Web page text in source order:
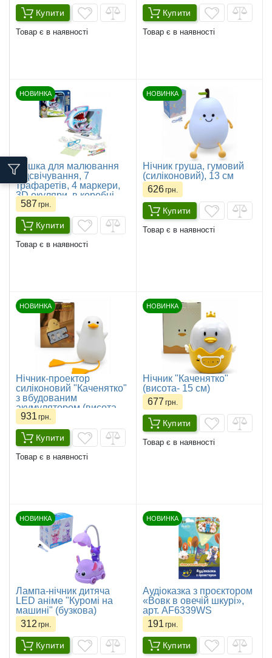
Купити
Товар є в наявності
Купити
Товар є в наявності
НОВИНКА
Дошка для малювання
підсвічування, 7
трафаретів, 4 маркери,
3D окуляри, в коробці
587 грн.
Купити
Товар є в наявності
НОВИНКА
Нічник груша, гумовий
(силіконовий), 13 см
626грн.
Купити
Товар є в наявності
НОВИНКА
Нічник-проектор
силіконовий "Каченятко"
з вбудованим
акумулятором (висота -
13 см)
931 грн.
Купити
Товар є в наявності
НОВИНКА
Нічник "Каченятко"
(висота- 15 см)
677 грн.
Купити
Товар є в наявності
НОВИНКА
Лампа-нічник дитяча
LED аніме "Куромі на
машині" (бузкова)
312 грн.
Купити
НОВИНКА
Аудіоказка з проєктором
«Вовк в овечій шкурі»,
арт. AF6339WS
191грн.
Купити